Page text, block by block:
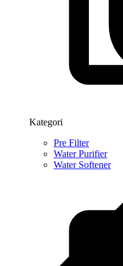
Kategori
Pre Filter
Water Purifier
Water Softener